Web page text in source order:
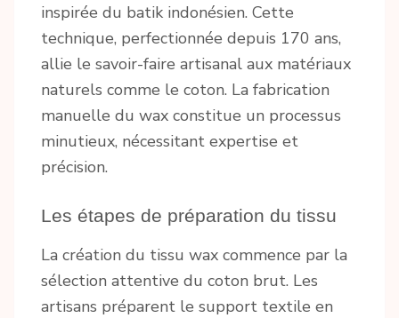
inspirée du batik indonésien. Cette
technique, perfectionnée depuis 170 ans,
allie le savoir-faire artisanal aux matériaux
naturels comme le coton. La fabrication
manuelle du wax constitue un processus
minutieux, nécessitant expertise et
précision.
Les étapes de préparation du tissu
La création du tissu wax commence par la
sélection attentive du coton brut. Les
artisans préparent le support textile en